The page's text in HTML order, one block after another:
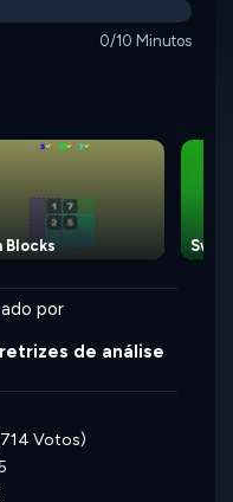
0/10 Minutos
Blocks
por
de análise
Votos)